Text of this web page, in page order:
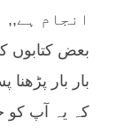
انجام ہے,,
بعض کتابوں
بار بار
کہ یہ آپ کو